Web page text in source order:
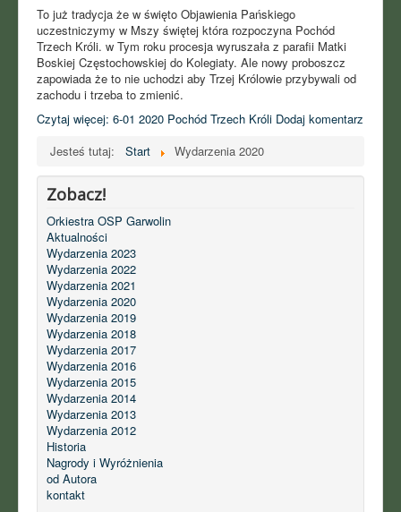
To już tradycja że w święto Objawienia Pańskiego
uczestniczymy w Mszy świętej która rozpoczyna Pochód
Trzech Króli. w Tym roku procesja wyruszała z parafii Matki
Boskiej Częstochowskiej do Kolegiaty. Ale nowy proboszcz
zapowiada że to nie uchodzi aby Trzej Królowie przybywali od
zachodu i trzeba to zmienić.
Czytaj więcej: 6-01 2020 Pochód Trzech Króli Dodaj komentarz
Jesteś tutaj:
Start Wydarzenia 2020
Zobacz!
Orkiestra OSP Garwolin
Aktualności
Wydarzenia 2023
Wydarzenia 2022
Wydarzenia 2021
Wydarzenia 2020
Wydarzenia 2019
Wydarzenia 2018
Wydarzenia 2017
Wydarzenia 2016
Wydarzenia 2015
Wydarzenia 2014
Wydarzenia 2013
Wydarzenia 2012
Historia
Nagrody i Wyróżnienia
od Autora
kontakt